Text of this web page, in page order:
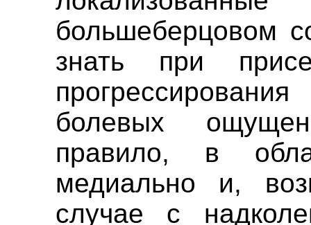
большеберцовом
знать при
болевых
правило, в
медиально и,
случае с